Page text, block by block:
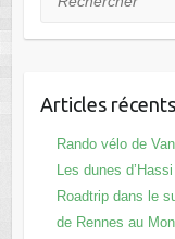
Articles récents
Rando vélo de
Les dunes
Roadtrip dans le
de Rennes au